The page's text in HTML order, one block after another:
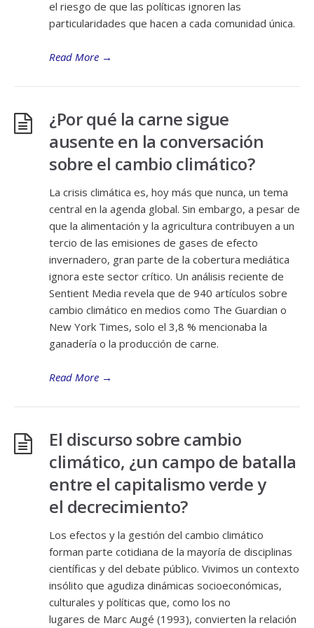
el riesgo de que las políticas ignoren las
particularidades que hacen a cada comunidad única.
Read More →
¿Por qué la carne sigue
ausente en la conversación
sobre el cambio climático?
La crisis climática es, hoy más que nunca, un tema
central en la agenda global. Sin embargo, a pesar de
que la alimentación y la agricultura contribuyen a un
tercio de las emisiones de gases de efecto
invernadero, gran parte de la cobertura mediática
ignora este sector crítico. Un análisis reciente de
Sentient Media revela que de 940 artículos sobre
cambio climático en medios como The Guardian o
New York Times, solo el 3,8 % mencionaba la
ganadería o la producción de carne.
Read More →
El discurso sobre cambio
climático, ¿un campo de batalla
entre el capitalismo verde y
el decrecimiento?
Los efectos y la gestión del cambio climático
forman parte cotidiana de la mayoría de disciplinas
científicas y del debate público. Vivimos un contexto
insólito que agudiza dinámicas socioeconómicas,
culturales y políticas que, como los no
lugares de Marc Augé (1993), convierten la relación